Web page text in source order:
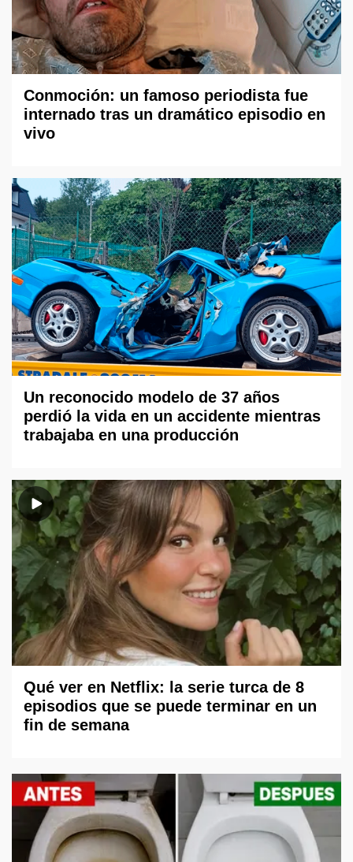
Conmoción: un famoso periodista fue
internado tras un dramático episodio en
vivo
Un reconocido modelo de 37 años
perdió la vida en un accidente mientras
trabajaba en una producción
Qué ver en Netflix: la serie turca de 8
episodios que se puede terminar en un
fin de semana